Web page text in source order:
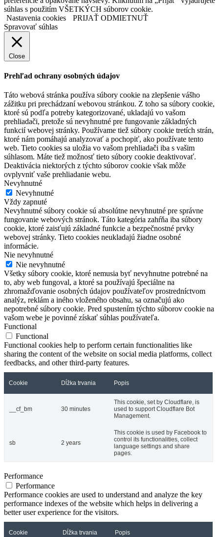
súhlas s použitím VŠETKÝCH súborov cookie.
Nastavenia cookies
PRIJAŤ ODMIETNUŤ
Spravovať súhlas
Close
Prehľad ochrany osobných údajov
Táto webová stránka používa súbory cookie na zlepšenie vášho
zážitku pri prechádzaní webovou stránkou. Z toho sa súbory cookie,
ktoré sú podľa potreby kategorizované, ukladajú vo vašom
prehliadači, pretože sú nevyhnutné pre fungovanie základných
funkcií webovej stránky. Používame tiež súbory cookie tretích strán,
ktoré nám pomáhajú analyzovať a pochopiť, ako používate tento
web. Tieto cookies sa uložia vo vašom prehliadači iba s vašim
súhlasom. Máte tiež možnosť tieto súbory cookie deaktivovať.
Deaktivácia niektorých z týchto súborov cookie však môže
ovplyvniť vaše prehliadanie webu.
Nevyhnutné
Nevyhnutné
Vždy zapnuté
Nevyhnutné súbory cookie sú absolútne nevyhnutné pre správne
fungovanie webových stránok. Táto kategória zahŕňa iba súbory
cookie, ktoré zaisťujú základné funkcie a bezpečnostné prvky
webovej stránky. Tieto cookies neukladajú žiadne osobné
informácie.
Nie nevyhnutné
Nie nevyhnutné
Všetky súbory cookie, ktoré nemusia byť nevyhnutne potrebné na
to, aby web fungoval, a ktoré sa používajú špeciálne na
zhromažďovanie osobných údajov používateľov prostredníctvom
analýz, reklám a iného vloženého obsahu, sa označujú ako
nepotrebné súbory cookie. Pred spustením týchto súborov cookie na
vašom webe je povinné získať súhlas používateľa.
Functional
Functional
Functional cookies help to perform certain functionalities like
sharing the content of the website on social media platforms, collect
feedbacks, and other third-party features.
Cookie Dĺžka trvania Popis
__cf_bm 30 minutes
This cookie, set by Cloudflare, is
used to support Cloudflare Bot
Management.
sb 2 years
This cookie is used by Facebook to
control its functionalities, collect
language settings and share
pages.
Performance
Performance
Performance cookies are used to understand and analyze the key
performance indexes of the website which helps in delivering a
better user experience for the visitors.
Cookie Dĺžka trvania Popis